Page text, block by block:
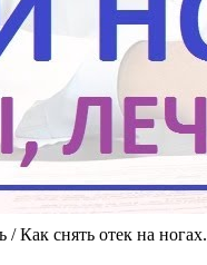
Как снять отек на ногах.